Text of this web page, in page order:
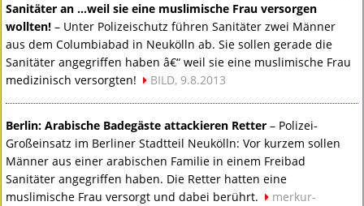
Sanitäter an …weil sie eine muslimische Frau versorgen
wollten! – Unter Polizeischutz führen Sanitäter zwei Männer
aus dem Columbiabad in Neukölln ab. Sie sollen gerade die
Sanitäter angegriffen haben â€“ weil sie eine muslimische Frau
medizinisch versorgten!
BILD, 9.8.2013
Berlin: Arabische Badegäste attackieren Retter – Polizei-
Großeinsatz im Berliner Stadtteil Neukölln: Vor kurzem sollen
Männer aus einer arabischen Familie in einem Freibad
Sanitäter angegriffen haben. Die Retter hatten eine
muslimische Frau versorgt und dabei berührt.
merkur-